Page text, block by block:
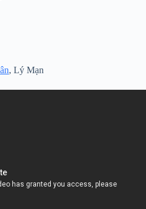
, Lý Mạn